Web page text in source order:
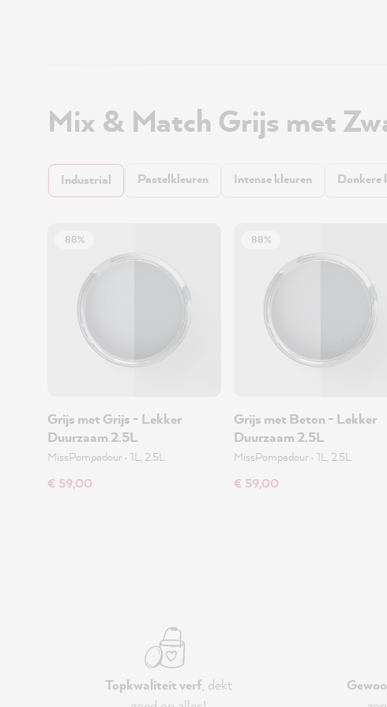
Mix & Match Grijs met
Industrial Pastelkleuren Intense kleuren Donkere
88%
Grijs met Grijs - Lekker
Duurzaam 2.5L
MissPompadour • 1L, 2.5L
€ 59,00
88%
Grijs met Beton - Lekker
Duurzaam 2.5L
MissPompadour • 1L, 2.5L
€ 59,00
Topkwaliteit verf, dekt